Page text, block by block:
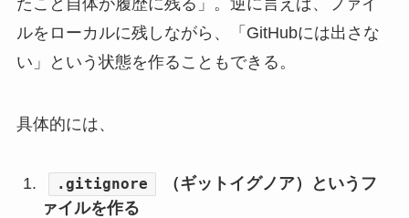
たこと自体が履歴に残る」。逆に言えば、ファイ
ルをローカルに残しながら、「GitHubには出さな
い」という状態を作ることもできる。
具体的には、
.gitignore
（ギットイグノア）というフ
ァイルを作る